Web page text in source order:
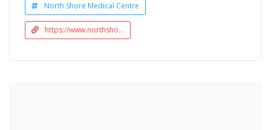
North Shore Medical Centre
https://www.northsho...